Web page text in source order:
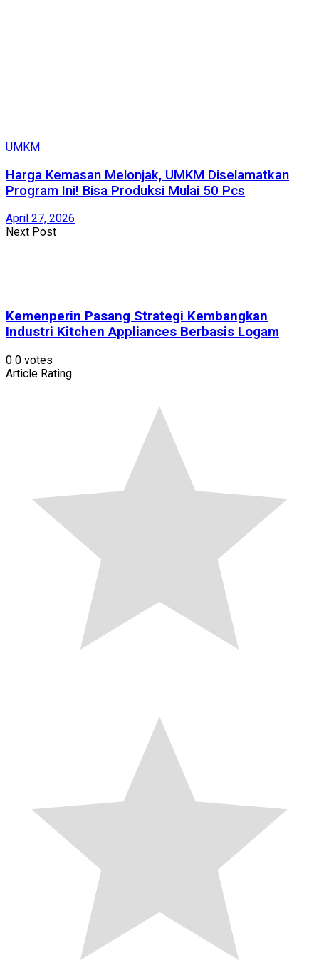
UMKM
Harga Kemasan Melonjak, UMKM Diselamatkan
Program Ini! Bisa Produksi Mulai 50 Pcs
April 27, 2026
Next Post
Kemenperin Pasang Strategi Kembangkan
Industri Kitchen Appliances Berbasis Logam
0 0 votes
Article Rating